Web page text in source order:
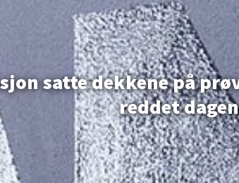
satte dekkene på
reddet